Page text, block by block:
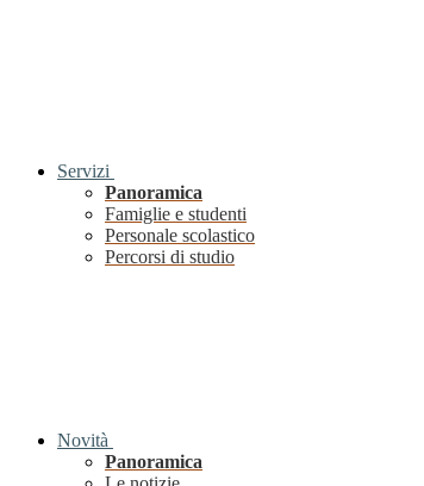
Servizi
Panoramica
Famiglie e studenti
Personale scolastico
Percorsi di studio
Novità
Panoramica